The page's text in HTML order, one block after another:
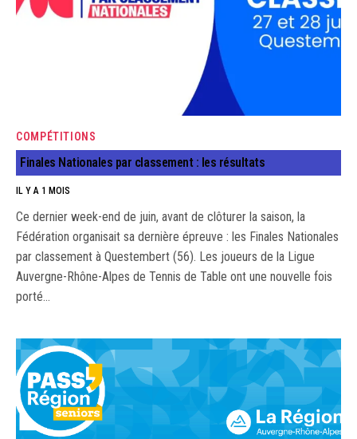
COMPÉTITIONS
Finales Nationales par classement : les résultats
IL Y A 1 MOIS
Ce dernier week-end de juin, avant de clôturer la saison, la
Fédération organisait sa dernière épreuve : les Finales Nationales
par classement à Questembert (56). Les joueurs de la Ligue
Auvergne-Rhône-Alpes de Tennis de Table ont une nouvelle fois
porté…